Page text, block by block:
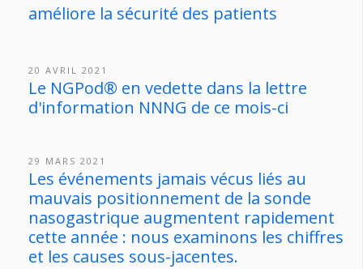
améliore la sécurité des patients
20 AVRIL 2021
Le NGPod® en vedette dans la lettre
d'information NNNG de ce mois-ci
29 MARS 2021
Les événements jamais vécus liés au
mauvais positionnement de la sonde
nasogastrique augmentent rapidement
cette année : nous examinons les chiffres
et les causes sous-jacentes.